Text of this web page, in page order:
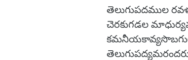
తెలుగుపదముల
చెరకుగడల